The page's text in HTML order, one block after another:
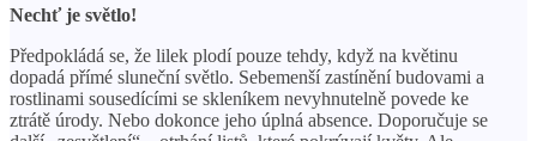
Nechť je světlo!
Předpokládá se, že lilek plodí pouze tehdy, když na květinu
dopadá přímé sluneční světlo. Sebemenší zastínění budovami a
rostlinami sousedícími se skleníkem nevyhnutelně povede ke
ztrátě úrody. Nebo dokonce jeho úplná absence. Doporučuje se